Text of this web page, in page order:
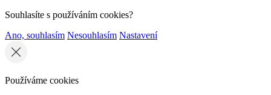
Souhlasíte s používáním cookies?
Ano, souhlasím Nesouhlasím Nastavení
Používáme cookies